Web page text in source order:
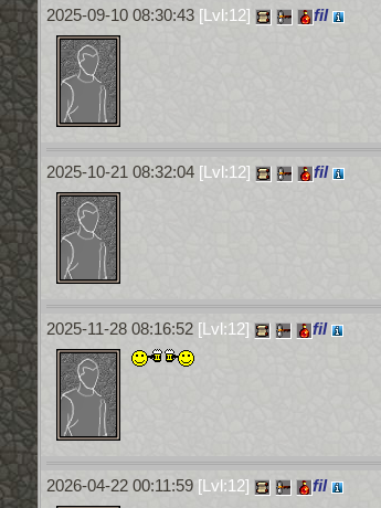
2025-09-10 08:30:43 [Lvl:12] fil
2025-10-21 08:32:04 [Lvl:12] fil
2025-11-28 08:16:52 [Lvl:12] fil
2026-04-22 00:11:59 [Lvl:12] fil